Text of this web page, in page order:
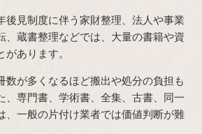
後見制度に伴う家財整理、法人や事業
、蔵書整理などでは、大量の書籍や資
あります。
数が多くなるほど搬出や処分の負担も
、専門書、学術書、全集、古書、同一
、一般の片付け業者では価値判断が難